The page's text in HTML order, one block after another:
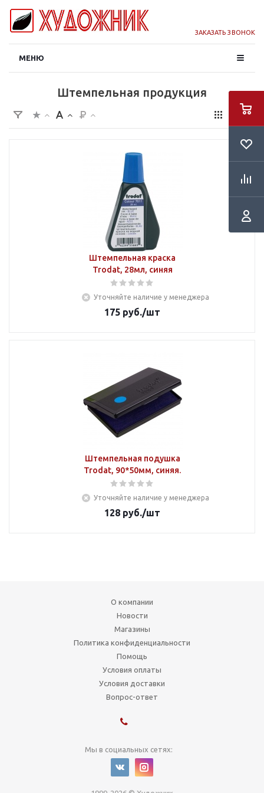
ЗАКАЗАТЬ ЗВОНОК
МЕНЮ
Штемпельная продукция
Штемпельная краска
Trodat, 28мл, синяя
Уточняйте наличие у менеджера
175 руб./шт
Штемпельная подушка
Trodat, 90*50мм, синяя.
Уточняйте наличие у менеджера
128 руб./шт
О компании
Новости
Магазины
Политика конфиденциальности
Помощь
Условия оплаты
Условия доставки
Вопрос-ответ
Мы в социальных сетях: